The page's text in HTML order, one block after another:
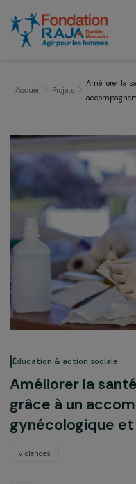
Éducation & action sociale
Améliorer la
grâce à un